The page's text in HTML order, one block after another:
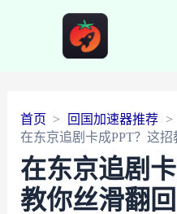
首页
回国加速器推荐
在东京追剧卡成PPT？这
在东京追剧
教你丝滑翻